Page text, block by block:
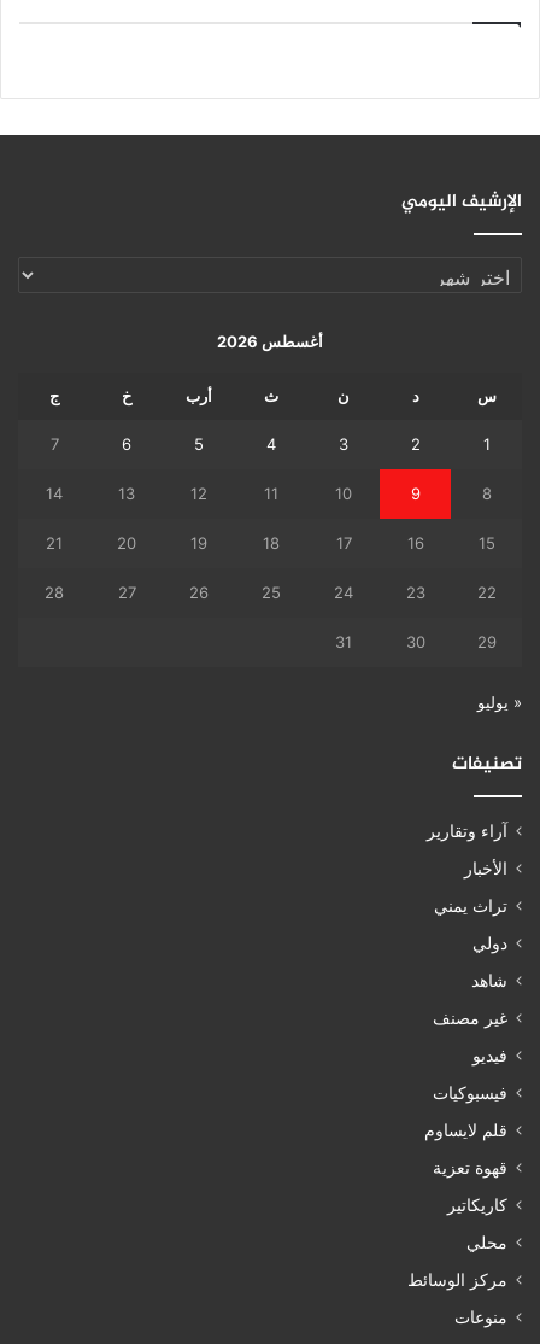
الإرشيف اليومي
الإرشيف
أغسطس 2026
س د ن ث أرب خ ج
1
2
3
4
5
6
7
8
9
10
11
12
13
14
15
16
17
18
19
20
21
22
23
24
25
26
27
28
29
30
31
« يوليو
تصنيفات
آراء وتقارير
الأخبار
تراث يمني
دولي
شاهد
غير مصنف
فيديو
فيسبوكيات
قلم لايساوم
قهوة تعزية
كاريكاتير
محلي
مركز الوسائط
منوعات